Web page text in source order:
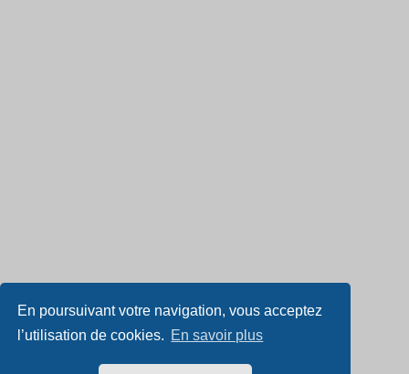
En poursuivant votre navigation, vous acceptez
l’utilisation de cookies. En savoir plus